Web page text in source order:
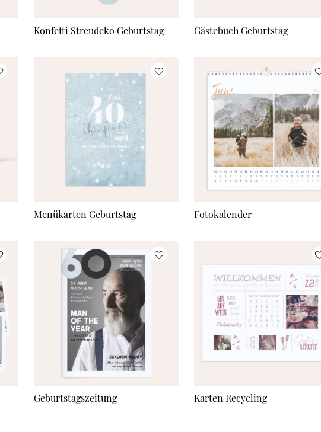
Konfetti Streudeko Geburtstag Gästebuch Geburtstag
Menükarten Geburtstag Fotokalender
Geburtstagszeitung Karten Recycling